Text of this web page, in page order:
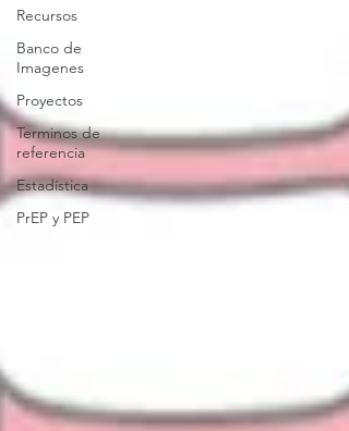
Recursos
Banco de
Imagenes
Proyectos
Terminos de
referencia
Estadística
PrEP y PEP